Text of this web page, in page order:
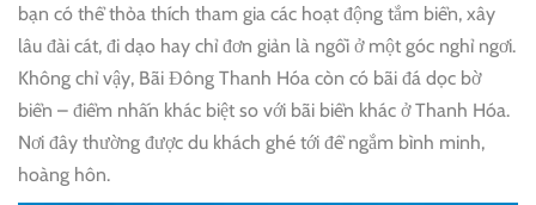
bạn có thể thỏa thích tham gia các hoạt động tắm biển, xây
lâu đài cát, đi dạo hay chỉ đơn giản là ngồi ở một góc nghỉ ngơi.
Không chỉ vậy, Bãi Đông Thanh Hóa còn có bãi đá dọc bờ
biển – điểm nhấn khác biệt so với bãi biển khác ở Thanh Hóa.
Nơi đây thường được du khách ghé tới để ngắm bình minh,
hoàng hôn.